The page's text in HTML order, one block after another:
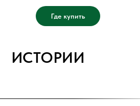
Где купить
ИСТОРИИ